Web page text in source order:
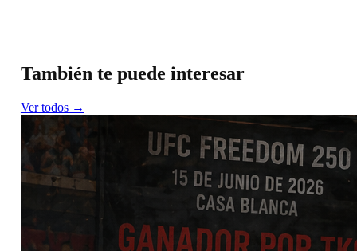
También te puede interesar
Ver todos →